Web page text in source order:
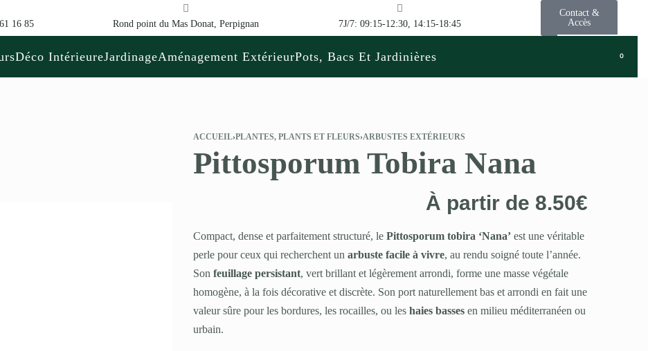
16 85 Rond point du Mas Donat, Perpignan 7J/7: 09:15-12:30, 14:15-18:45
Contact &
Accès
Déco IntérieureJardinageAménagement ExtérieurPots, Bacs Et Jardinières 0
ACCUEIL›PLANTES, PLANTS ET FLEURS›ARBUSTES EXTÉRIEURS
Pittosporum Tobira Nana
À partir de 8.50€
Compact, dense et parfaitement structuré, le Pittosporum tobira ‘Nana’ est une véritable
perle pour ceux qui recherchent un arbuste facile à vivre, au rendu soigné toute l’année.
Son feuillage persistant, vert brillant et légèrement arrondi, forme une masse végétale
homogène, à la fois décorative et discrète. Son port naturellement bas et arrondi en fait une
valeur sûre pour les bordures, les rocailles, ou les haies basses en milieu méditerranéen ou
urbain.